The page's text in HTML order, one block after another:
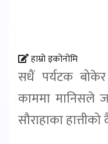
हाम्रो इकोनोमि
सधैं पर्यटक
काममा मानिसले
सौराहाका